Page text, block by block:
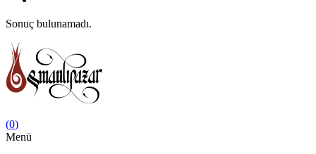
Sonuç bulunamadı.
(0)
Menü